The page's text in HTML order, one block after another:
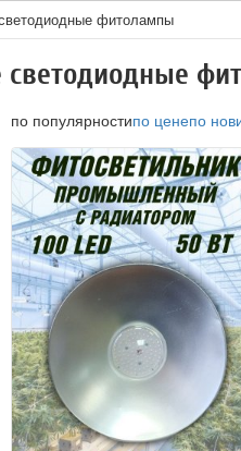
фитолампы
по популярностипо ценепо